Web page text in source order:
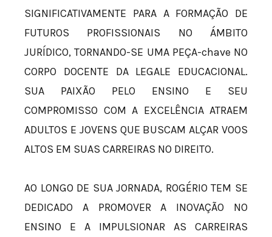
SIGNIFICATIVAMENTE PARA A FORMAÇÃO DE
FUTUROS PROFISSIONAIS NO ÁMBITO
JURÍDICO, TORNANDO-SE UMA PEÇA-chave NO
CORPO DOCENTE DA LEGALE EDUCACIONAL.
SUA PAIXÃO PELO ENSINO E SEU
COMPROMISSO COM A EXCELÊNCIA ATRAEM
ADULTOS E JOVENS QUE BUSCAM ALÇAR VOOS
ALTOS EM SUAS CARREIRAS NO DIREITO.
AO LONGO DE SUA JORNADA, ROGÉRIO TEM SE
DEDICADO A PROMOVER A INOVAÇÃO NO
ENSINO E A IMPULSIONAR AS CARREIRAS